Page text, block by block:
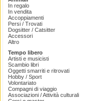
In regalo
In vendita
Accoppiamenti
Persi / Trovati
Dogsitter / Catsitter
Accessori
Altro
Tempo libero
Artisti e musicisti
Scambio libri
Oggetti smarriti e ritrovati
Hobby / Sport
Volontariato
Compagni di viaggio
Associazioni / Attività culturali